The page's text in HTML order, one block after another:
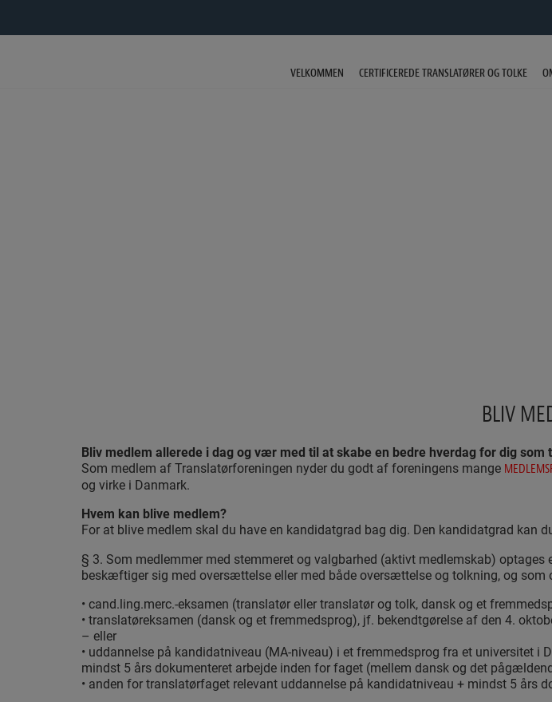
VELKOMMEN CERTIFICEREDE TRANSLATØRER OG TOLKE
BLIV
Bliv medlem allerede i dag og vær med til at skabe en bedre hverdag for dig
Som medlem af Translatørforeningen nyder du godt af foreningens mange
og virke i Danmark.
Hvem kan blive medlem?
For at blive medlem skal du have en kandidatgrad bag dig. Den kandidatgrad kan
§ 3. Som medlemmer med stemmeret og valgbarhed (aktivt medlemskab)
beskæftiger sig med oversættelse eller med både oversættelse og tolkning, og som
• cand.ling.merc.-eksamen (translatør eller translatør og tolk, dansk og et
• translatøreksamen (dansk og et fremmedsprog), jf. bekendtgørelse af den 4.
– eller
• uddannelse på kandidatniveau (MA-niveau) i et fremmedsprog fra et universitet
mindst 5 års dokumenteret arbejde inden for faget (mellem dansk og det
• anden for translatørfaget relevant uddannelse på kandidatniveau + mindst 5